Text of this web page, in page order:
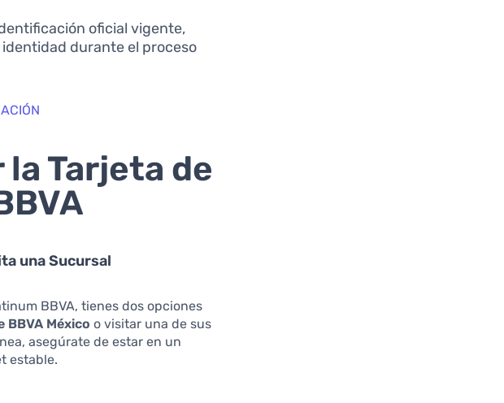
oficial vigente,
durante el proceso
Tarjeta de
una Sucursal
BBVA, tienes dos opciones
BBVA México o visitar una de sus
asegúrate de estar en un
estable.